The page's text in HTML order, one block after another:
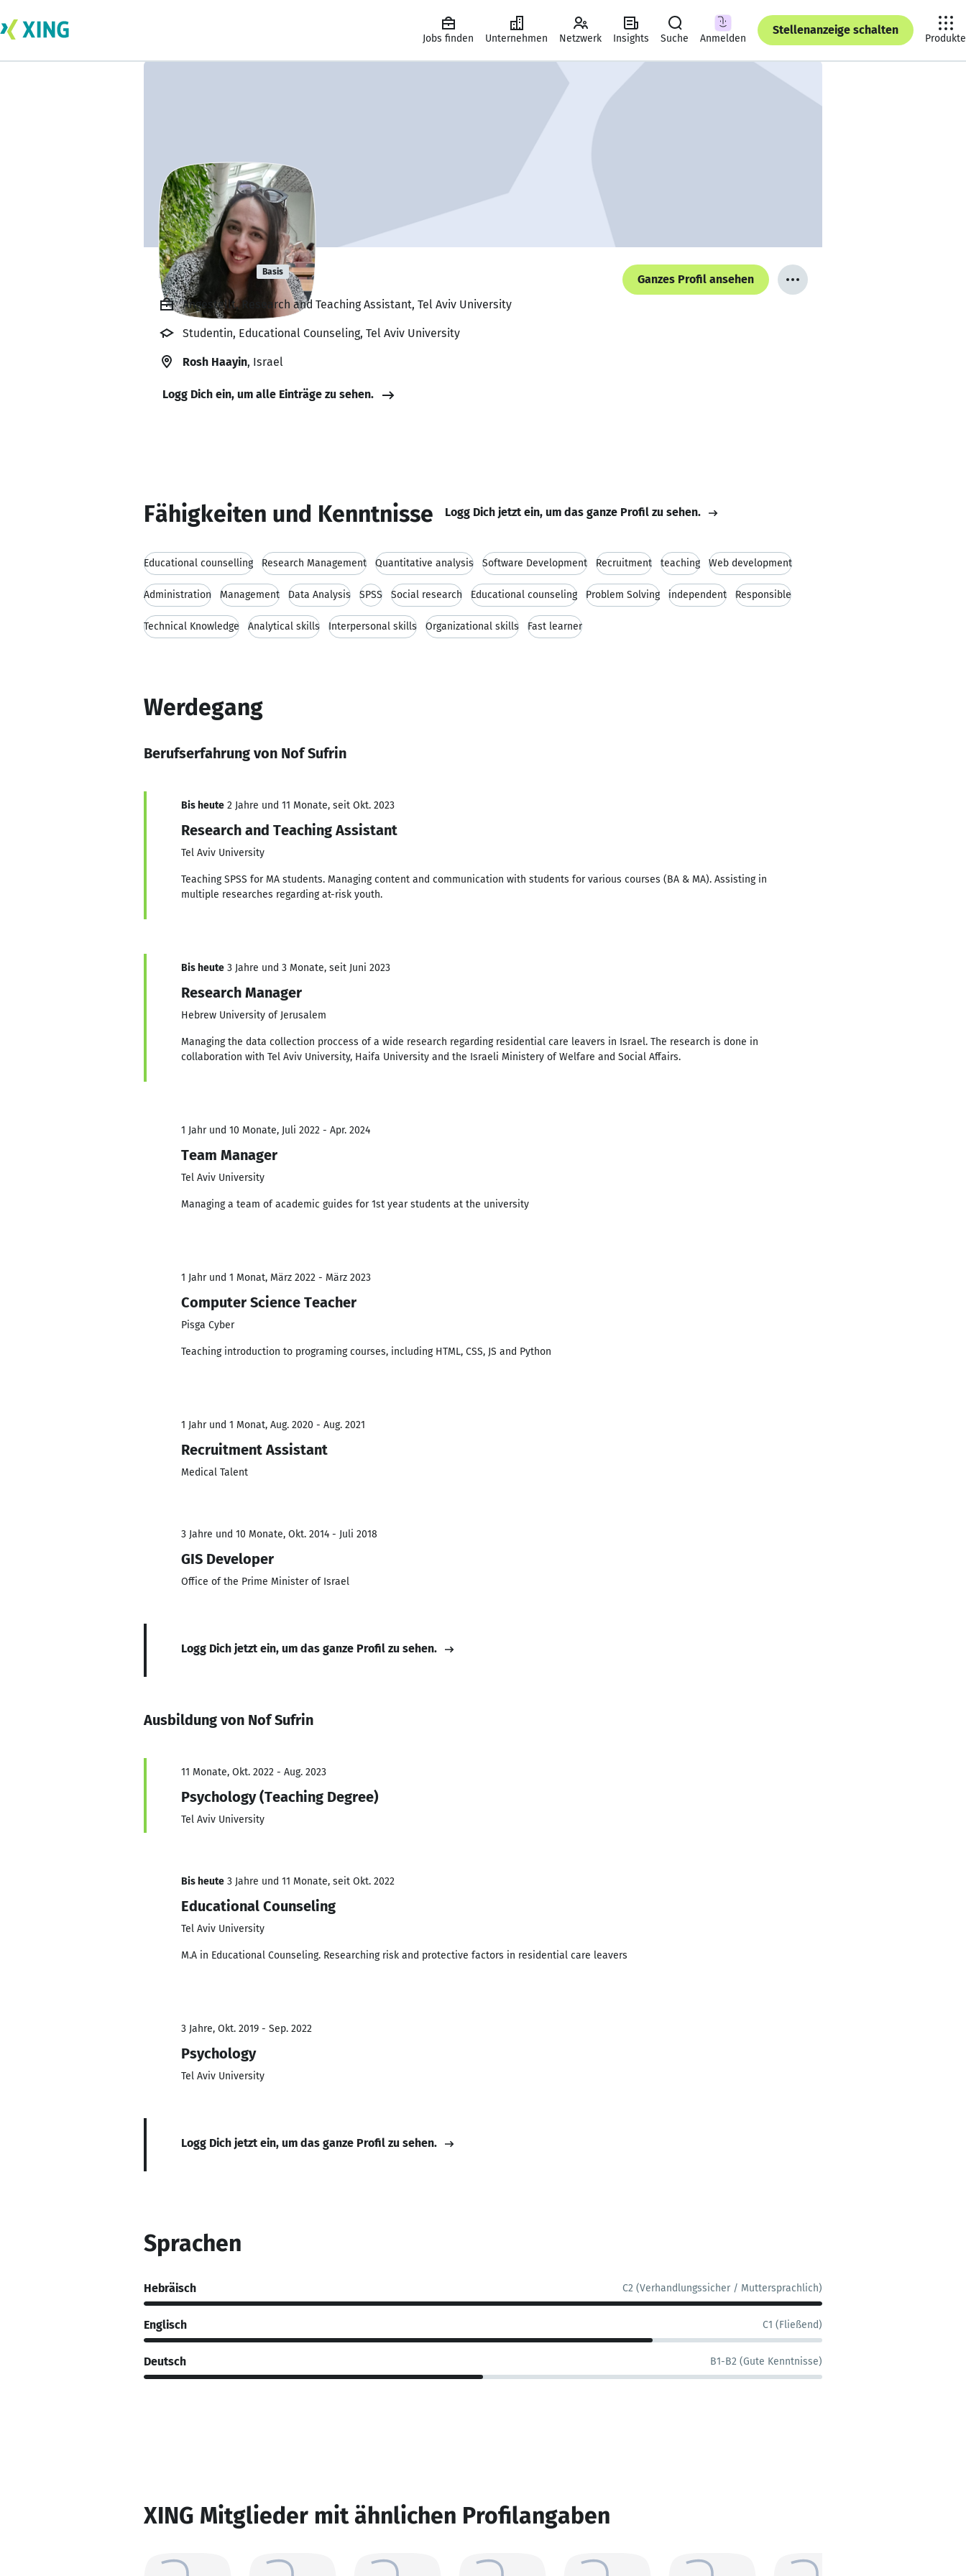
Jobs finden Unternehmen Netzwerk Insights Suche Anmelden
Stellenanzeige schalten
Produkte
Nof Sufrin Basis
Ganzes Profil ansehen
Angestellt, Research and Teaching Assistant, Tel Aviv University
Studentin, Educational Counseling, Tel Aviv University
Rosh Haayin, Israel
Logg Dich ein, um alle Einträge zu sehen.
Fähigkeiten und Kenntnisse Logg Dich jetzt ein, um das ganze Profil zu sehen.
Educational counselling Research Management Quantitative analysis Software Development Recruitment teaching Web development
Administration Management Data Analysis SPSS Social research Educational counseling Problem Solving independent Responsible
Technical Knowledge Analytical skills Interpersonal skills Organizational skills Fast learner
Werdegang
Berufserfahrung von Nof Sufrin
Bis heute 2 Jahre und 11 Monate, seit Okt. 2023
Research and Teaching Assistant
Tel Aviv University
Teaching SPSS for MA students. Managing content and communication with students for various courses (BA & MA). Assisting in
multiple researches regarding at-risk youth.
Bis heute 3 Jahre und 3 Monate, seit Juni 2023
Research Manager
Hebrew University of Jerusalem
Managing the data collection proccess of a wide research regarding residential care leavers in Israel. The research is done in
collaboration with Tel Aviv University, Haifa University and the Israeli Ministery of Welfare and Social Affairs.
1 Jahr und 10 Monate, Juli 2022 - Apr. 2024
Team Manager
Tel Aviv University
Managing a team of academic guides for 1st year students at the university
1 Jahr und 1 Monat, März 2022 - März 2023
Computer Science Teacher
Pisga Cyber
Teaching introduction to programing courses, including HTML, CSS, JS and Python
1 Jahr und 1 Monat, Aug. 2020 - Aug. 2021
Recruitment Assistant
Medical Talent
3 Jahre und 10 Monate, Okt. 2014 - Juli 2018
GIS Developer
Office of the Prime Minister of Israel
Logg Dich jetzt ein, um das ganze Profil zu sehen.
Ausbildung von Nof Sufrin
11 Monate, Okt. 2022 - Aug. 2023
Psychology (Teaching Degree)
Tel Aviv University
Bis heute 3 Jahre und 11 Monate, seit Okt. 2022
Educational Counseling
Tel Aviv University
M.A in Educational Counseling. Researching risk and protective factors in residential care leavers
3 Jahre, Okt. 2019 - Sep. 2022
Psychology
Tel Aviv University
Logg Dich jetzt ein, um das ganze Profil zu sehen.
Sprachen
Hebräisch C2 (Verhandlungssicher / Muttersprachlich)
Englisch C1 (Fließend)
Deutsch B1-B2 (Gute Kenntnisse)
XING Mitglieder mit ähnlichen Profilangaben